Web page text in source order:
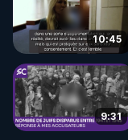
🌱 INSTAGRAM
https://
http://rgnr.li/
🌱 LA
Pour ne pas
10:45
9:31